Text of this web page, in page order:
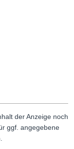
der Anzeige noch
ggf. angegebene